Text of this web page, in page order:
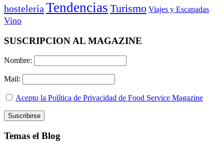
hostelería Tendencias Turismo Viajes y Escapadas
Vino
SUSCRIPCION AL MAGAZINE
Nombre:
Mail:
Acepto la Política de Privacidad de Food Service Magazine
Temas el Blog